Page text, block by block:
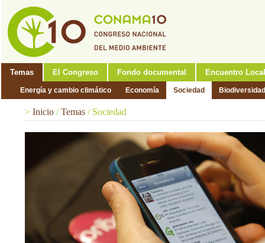
Temas El Congreso Fondo documental Encuentro Local
Energía y cambio climático Economía Sociedad Biodiversidad
> Inicio /Temas / Sociedad